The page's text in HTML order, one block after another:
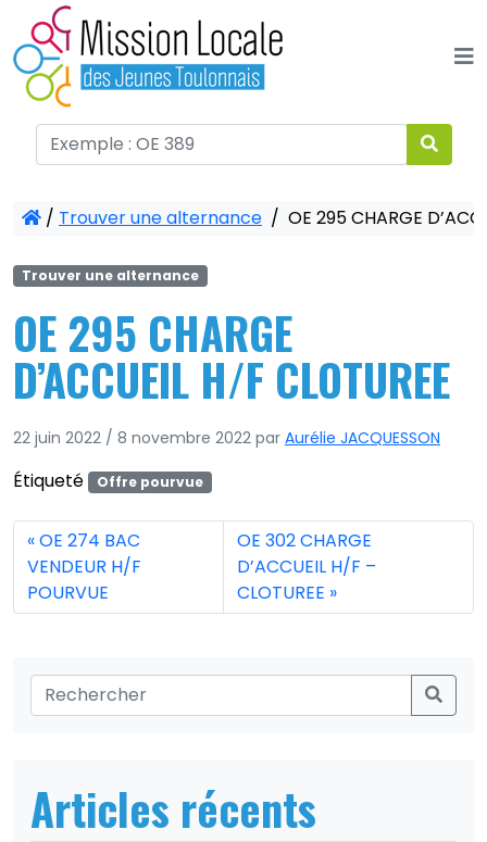
/ Trouver une alternance / OE 295 CHARGE
Trouver une alternance
OE 295 CHARGE
D’ACCUEIL H/F CLOTUREE
22 juin 2022 / 8 novembre 2022 par Aurélie JACQUESSON
Étiqueté Offre pourvue
OE 274 BAC
VENDEUR H/F
POURVUE
OE 302 CHARGE
D’ACCUEIL H/F –
CLOTUREE
Articles récents
Panneau de gestion des cookies